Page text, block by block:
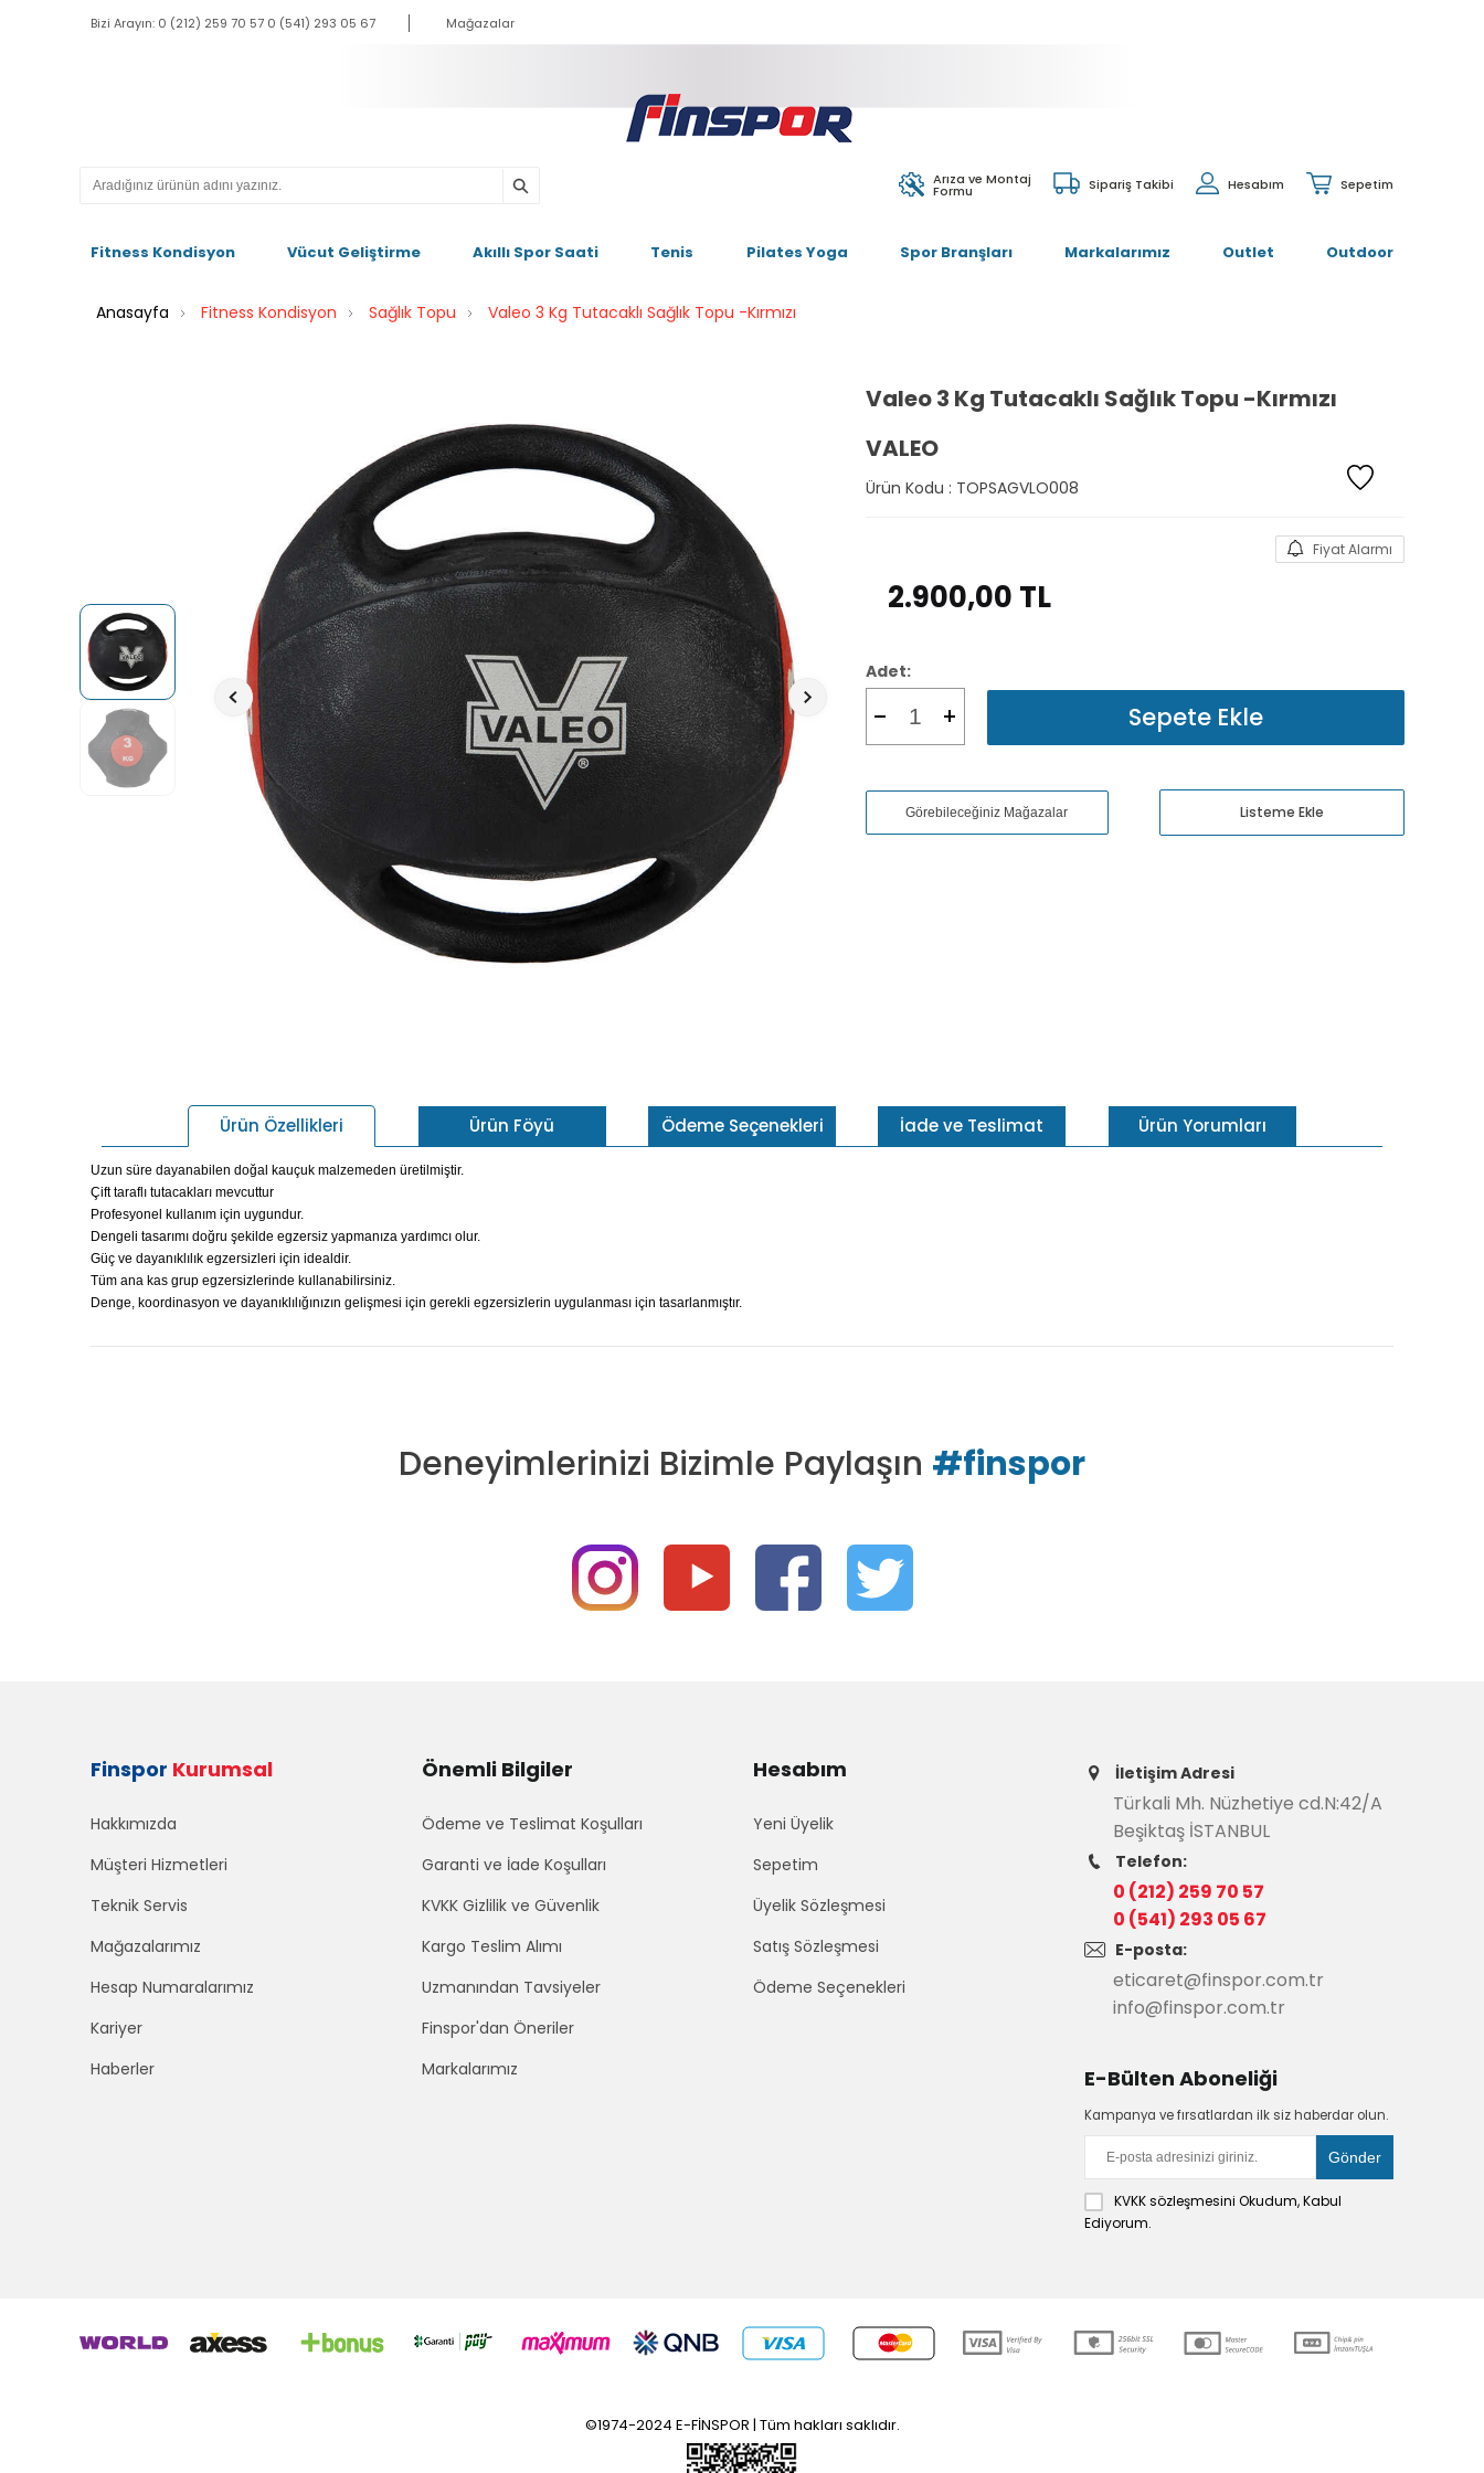
Bizi Arayın: 0 (212) 259 70 57 0 (541) 293 05 67 Mağazalar
Sepetim
Hesabım
Sipariş Takibi
Arıza ve Montaj
Formu
Fitness Kondisyon Vücut Geliştirme Akıllı Spor Saati Tenis Pilates Yoga Spor Branşları Markalarımız Outlet Outdoor
Anasayfa Fitness Kondisyon Sağlık Topu Valeo 3 Kg Tutacaklı Sağlık Topu -Kırmızı
Valeo 3 Kg Tutacaklı Sağlık Topu -Kırmızı
VALEO
Ürün Kodu : TOPSAGVLO008
Fiyat Alarmı
2.900,00 TL
Adet:
Sepete Ekle
Görebileceğiniz Mağazalar Listeme Ekle
Ürün Özellikleri Ürün Föyü Ödeme Seçenekleri İade ve Teslimat Ürün Yorumları
Uzun süre dayanabilen doğal kauçuk malzemeden üretilmiştir.
Çift taraflı tutacakları mevcuttur
Profesyonel kullanım için uygundur.
Dengeli tasarımı doğru şekilde egzersiz yapmanıza yardımcı olur.
Güç ve dayanıklılık egzersizleri için idealdir.
Tüm ana kas grup egzersizlerinde kullanabilirsiniz.
Denge, koordinasyon ve dayanıklılığınızın gelişmesi için gerekli egzersizlerin uygulanması için tasarlanmıştır.
Deneyimlerinizi Bizimle Paylaşın #finspor
Finspor Kurumsal
Hakkımızda
Müşteri Hizmetleri
Teknik Servis
Mağazalarımız
Hesap Numaralarımız
Kariyer
Haberler
Önemli Bilgiler
Ödeme ve Teslimat Koşulları
Garanti ve İade Koşulları
KVKK Gizlilik ve Güvenlik
Kargo Teslim Alımı
Uzmanından Tavsiyeler
Finspor'dan Öneriler
Markalarımız
Hesabım
Yeni Üyelik
Sepetim
Üyelik Sözleşmesi
Satış Sözleşmesi
Ödeme Seçenekleri
İletişim Adresi
Türkali Mh. Nüzhetiye cd.N:42/A
Beşiktaş İSTANBUL
Telefon:
0 (212) 259 70 57
0 (541) 293 05 67
E-posta:
eticaret@finspor.com.tr
info@finspor.com.tr
E-Bülten Aboneliği
Kampanya ve fırsatlardan ilk siz haberdar olun.
KVKK sözleşmesini Okudum, Kabul
Ediyorum.
©1974-2024 E-FİNSPOR | Tüm hakları saklıdır.